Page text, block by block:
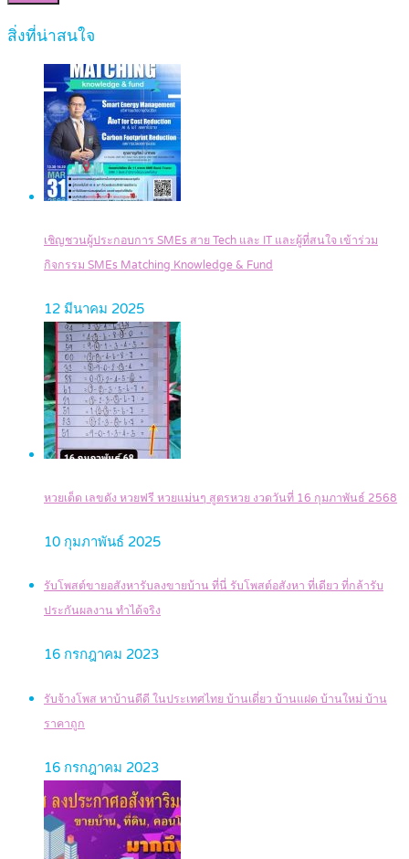
สิ่งที่น่าสนใจ
เชิญชวนผู้ประกอบการ SMEs สาย Tech และ IT และผู้ที่สนใจ เข้าร่วม
กิจกรรม SMEs Matching Knowledge & Fund
12 มีนาคม 2025
หวยเด็ด เลขดัง หวยฟรี หวยแม่นๆ สูตรหวย งวดวันที่ 16 กุมภาพันธ์ 2568
10 กุมภาพันธ์ 2025
รับโพสต์ขายอสังหารับลงขายบ้าน ที่นี่ รับโพสต์อสังหา ที่เดียว ที่กล้ารับ
ประกันผลงาน ทำได้จริง
16 กรกฎาคม 2023
รับจ้างโพส หาบ้านดีดี ในประเทศไทย บ้านเดี่ยว บ้านแฝด บ้านใหม่ บ้าน
ราคาถูก
16 กรกฎาคม 2023